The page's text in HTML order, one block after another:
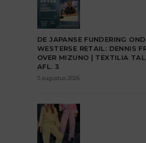
DE JAPANSE FUNDERING
WESTERSE RETAIL: DENNIS
OVER MIZUNO | TEXTILIA
AFL. 3
5 augustus 2026